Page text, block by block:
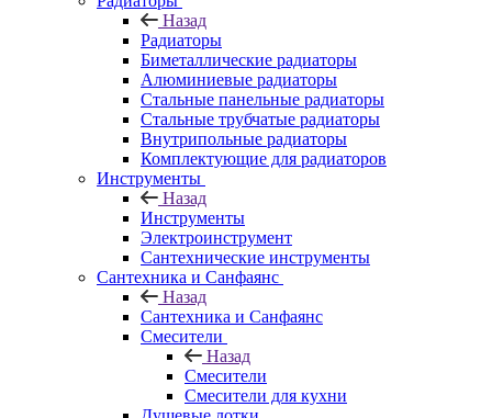
Назад
Радиаторы
Биметаллические радиаторы
Алюминиевые радиаторы
Стальные панельные радиаторы
Стальные трубчатые радиаторы
Внутрипольные радиаторы
Комплектующие для радиаторов
Инструменты
Назад
Инструменты
Электроинструмент
Сантехнические инструменты
Сантехника и Санфаянс
Назад
Сантехника и Санфаянс
Смесители
Назад
Смесители
Смесители для кухни